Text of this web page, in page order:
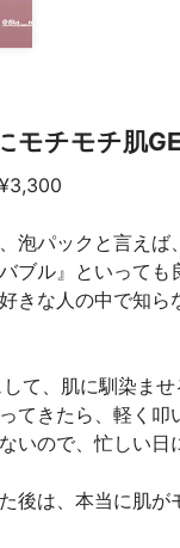
モチモチ肌
¥3,300
泡パックと言えば
ブル』といっても
きな人の中で知
て、肌に馴染ませ
てきたら、軽く叩
いので、忙しい
後は、本当に肌が